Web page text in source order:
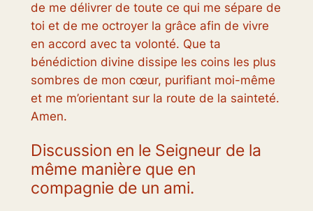
de me délivrer de toute ce qui me sépare de
toi et de me octroyer la grâce afin de vivre
en accord avec ta volonté. Que ta
bénédiction divine dissipe les coins les plus
sombres de mon cœur, purifiant moi-même
et me m’orientant sur la route de la sainteté.
Amen.
Discussion en le Seigneur de la
même manière que en
compagnie de un ami.